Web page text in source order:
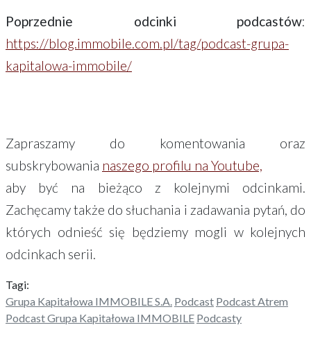
Poprzednie odcinki podcastów:
https://blog.immobile.com.pl/tag/podcast-grupa-
kapitalowa-immobile/
Zapraszamy do komentowania oraz
subskrybowania naszego profilu na Youtube,
aby być na bieżąco z kolejnymi odcinkami.
Zachęcamy także do słuchania i zadawania pytań, do
których odnieść się będziemy mogli w kolejnych
odcinkach serii.
Tagi:
Grupa Kapitałowa IMMOBILE S.A. Podcast Podcast Atrem
Podcast Grupa Kapitałowa IMMOBILE Podcasty